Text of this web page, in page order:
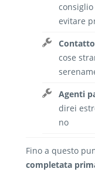
evitare
cose
Agenti
direi
no
Fino a questo
completata